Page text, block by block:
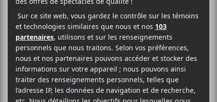
M pour Montréal 2025 |
Brainwasher + Boutique
Feelings + Mulch + Yoo
Doo Right + Annie Claude
Deschênes